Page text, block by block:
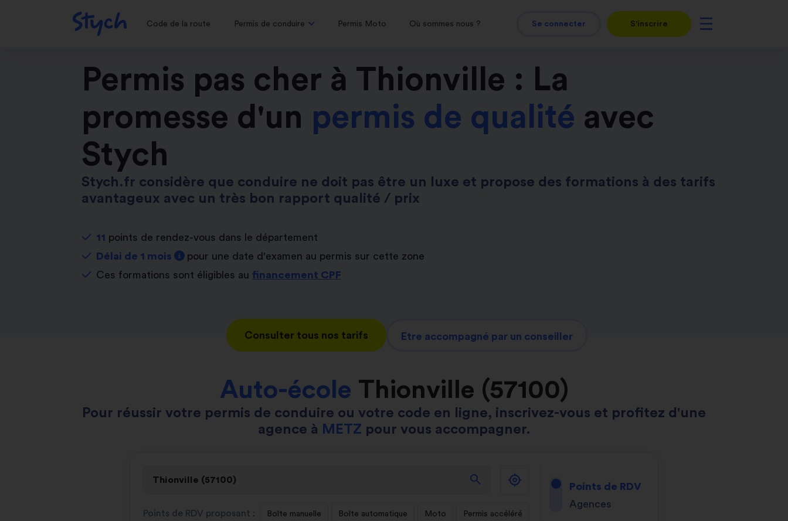
Code de la route Permis de conduire Permis Moto Où sommes nous ? Se connecter S'inscrire
Permis pas cher à Thionville : La
promesse d'un permis de qualité avec
Stych
Stych.fr considère que conduire ne doit pas être un luxe et propose des formations à des tarifs
avantageux avec un très bon rapport qualité / prix
11 points de rendez-vous dans le département
Délai de 1 mois
pour une date d'examen au permis sur cette zone
Ces formations sont éligibles au financement CPF
Consulter tous nos tarifs Etre accompagné par un conseiller
Auto-école Thionville (57100)
Pour réussir votre permis de conduire ou votre code en ligne, inscrivez-vous et profitez d'une
agence à METZ pour vous accompagner.
search
Points de RDV proposant : Boîte manuelle Boîte automatique Moto Permis accéléré
Points de RDV
Agences